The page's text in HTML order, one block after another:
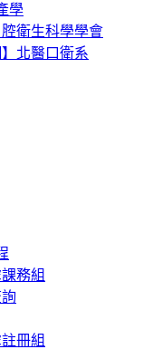
學
衛生科學學會
】北醫口衛系
務組
冊組